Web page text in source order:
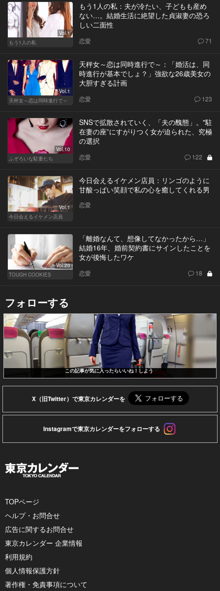
Vol.1
もう1人の私
もう1人の私：夫が冷たい、子どもも産め
ない…。結婚生活に絶望した貞淑妻の恐ろ
しい二面性
恋愛 71
Vol.1
天秤女～恋は同時進行で～
天秤女～恋は同時進行で～：「婚活は、同
時進行が基本でしょ？」強欲な26歳美女の
大胆すぎる計画
恋愛 123
Vol.10
ふぞろいな駐妻たち
SNSで拡散されていく、「夫の醜態」。"駐
在妻の座”にすがりつく女が迫られた、究極
の選択
恋愛 122
Vol.1
今日会えるイケメン店員
今日会えるイケメン店員：リンゴのように
甘酸っぱい笑顔で私の心を癒してくれる男
恋愛
Vol.20
TOUGH COOKIES
「離婚なんて、想像してなかったから…」
結婚16年、婚前契約書にサインしたことを
女が後悔したワケ
恋愛 18
フォローする
この記事が気に入ったらいいね！しよう
X（旧Twitter）で東京カレンダーを
Instagramで東京カレンダーをフォローする
TOPページ
ヘルプ・お問合せ
広告に関するお問合せ
東京カレンダー 企業情報
利用規約
個人情報保護方針
著作権・免責事項について